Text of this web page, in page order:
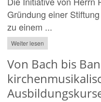
Gründung einer
zu einem ...
Weiter lesen
Von Bach bis